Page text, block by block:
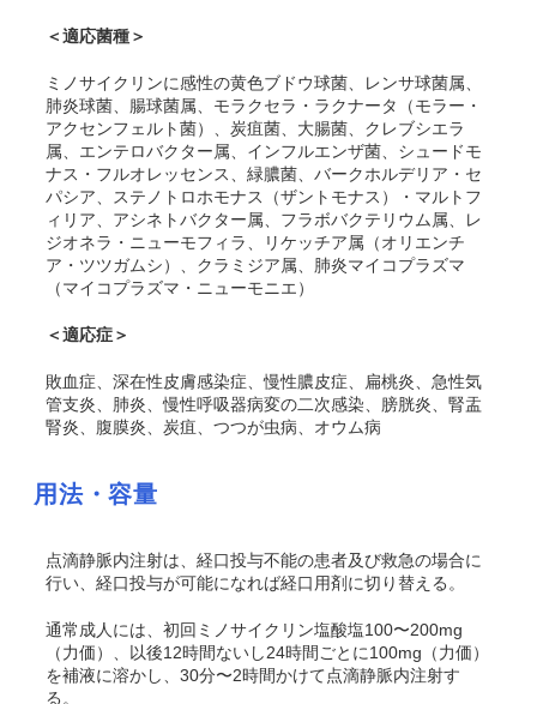
＜適応菌種＞
ミノサイクリンに感性の黄色ブドウ球菌、レンサ球菌属、
肺炎球菌、腸球菌属、モラクセラ・ラクナータ（モラー・
アクセンフェルト菌）、炭疽菌、大腸菌、クレブシエラ
属、エンテロバクター属、インフルエンザ菌、シュードモ
ナス・フルオレッセンス、緑膿菌、バークホルデリア・セ
パシア、ステノトロホモナス（ザントモナス）・マルトフ
ィリア、アシネトバクター属、フラボバクテリウム属、レ
ジオネラ・ニューモフィラ、リケッチア属（オリエンチ
ア・ツツガムシ）、クラミジア属、肺炎マイコプラズマ
（マイコプラズマ・ニューモニエ）
＜適応症＞
敗血症、深在性皮膚感染症、慢性膿皮症、扁桃炎、急性気
管支炎、肺炎、慢性呼吸器病変の二次感染、膀胱炎、腎盂
腎炎、腹膜炎、炭疽、つつが虫病、オウム病
用法・容量
点滴静脈内注射は、経口投与不能の患者及び救急の場合に
行い、経口投与が可能になれば経口用剤に切り替える。
通常成人には、初回ミノサイクリン塩酸塩100〜200mg
（力価）、以後12時間ないし24時間ごとに100mg（力価）
を補液に溶かし、30分〜2時間かけて点滴静脈内注射す
る。